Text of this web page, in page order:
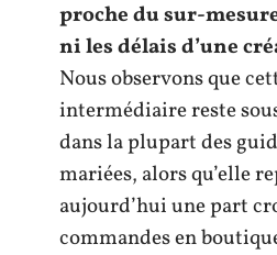
proche du sur-
ni les délais d’une
Nous observons que
intermédiaire reste
dans la plupart des
mariées, alors qu’elle
aujourd’hui une part
commandes en